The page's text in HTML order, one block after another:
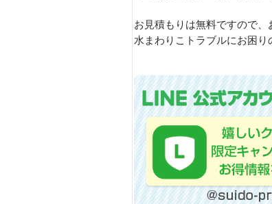
お見積もりは無料ですので
水まわりこトラブルにお困り